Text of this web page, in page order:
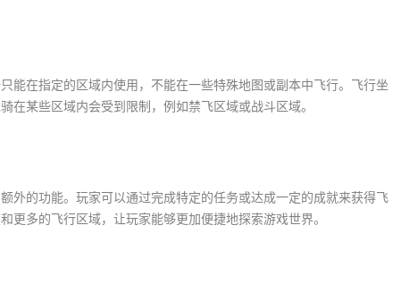
能在指定的区域内使用，不能在一些特殊地图或副本中飞行。飞行坐
某些区域内会受到限制，例如禁飞区域或战斗区域。
外的功能。玩家可以通过完成特定的任务或达成一定的成就来获得飞
多的飞行区域，让玩家能够更加便捷地探索游戏世界。